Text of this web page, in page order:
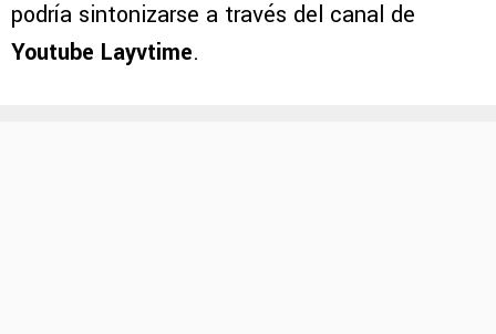
podría sintonizarse a través del canal de
Youtube Layvtime.